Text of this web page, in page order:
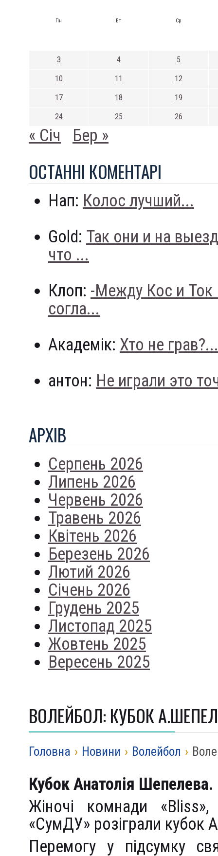
Пн Вт Ср
3 4 5
10 11 12
17 18 19
24 25 26
« Січ Бер »
ОСТАННI КОМЕНТАРI
Нап: Колос лучший...
Gold: Так они и на
что ...
Клоп: -Между Кос и
согла...
Академік: Хто не грав?...
антон: Не играли это
АРХIВ
Серпень 2026
Липень 2026
Червень 2026
Травень 2026
Квітень 2026
Березень 2026
Лютий 2026
Січень 2026
Грудень 2025
Листопад 2025
Жовтень 2025
Вересень 2025
ВОЛЕЙБОЛ: КУБОК
Головна › Новини › Волейбол ›
Кубок Анатолія Шепелева.
Жіночі комнади
«СумДУ» розіграли кубок
Перемогу у підсумку